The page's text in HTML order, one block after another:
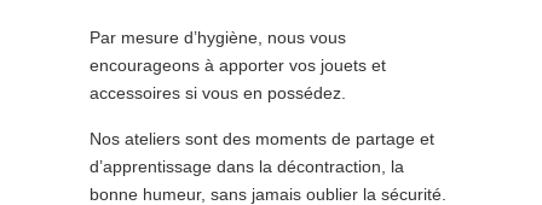
Par mesure d’hygiène, nous vous
encourageons à apporter vos jouets et
accessoires si vous en possédez.
Nos ateliers sont des moments de partage et
d’apprentissage dans la décontraction, la
bonne humeur, sans jamais oublier la sécurité.